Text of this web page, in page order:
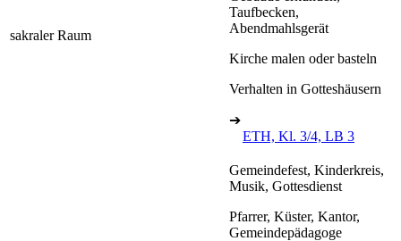
sakraler Raum
Taufbecken,
Abendmahlsgerät
Kirche malen oder basteln
Verhalten in Gotteshäusern
➔
ETH, Kl. 3/4, LB 3
Gemeindefest, Kinderkreis,
Musik, Gottesdienst
Pfarrer, Küster, Kantor,
Gemeindepädagoge